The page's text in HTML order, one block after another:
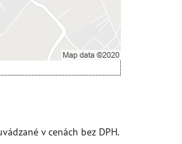
novom okne
v cenách bez DPH.